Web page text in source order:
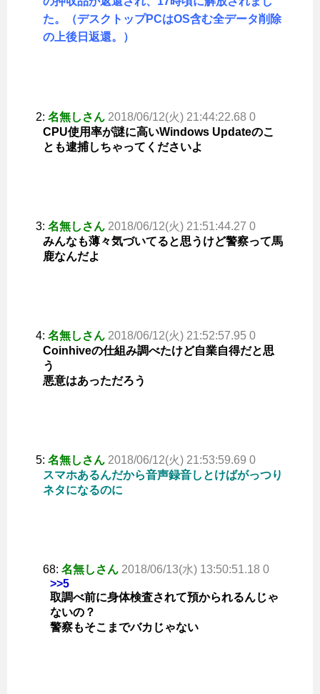
た。（デスクトップPCはOS含む全データ削除
の上後日返還。）
2: 名無しさん 2018/06/12(火) 21:44:22.68 0
CPU使用率が謎に高いWindows Updateのこ
とも逮捕しちゃってくださいよ
3: 名無しさん 2018/06/12(火) 21:51:44.27 0
みんなも薄々気づいてると思うけど警察って馬
鹿なんだよ
4: 名無しさん 2018/06/12(火) 21:52:57.95 0
Coinhiveの仕組み調べたけど自業自得だと思
う
悪意はあっただろう
5: 名無しさん 2018/06/12(火) 21:53:59.69 0
スマホあるんだから音声録音しとけばがっつり
ネタになるのに
68: 名無しさん 2018/06/13(水) 13:50:51.18 0
>>5
取調べ前に身体検査されて預かられるんじゃ
ないの？
警察もそこまでバカじゃない